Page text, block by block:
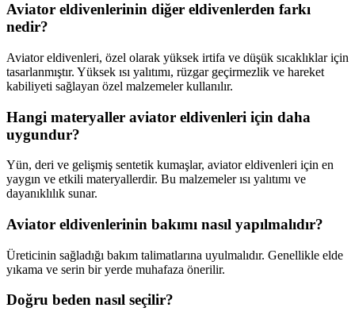
Aviator eldivenlerinin diğer eldivenlerden farkı
nedir?
Aviator eldivenleri, özel olarak yüksek irtifa ve düşük sıcaklıklar için
tasarlanmıştır. Yüksek ısı yalıtımı, rüzgar geçirmezlik ve hareket
kabiliyeti sağlayan özel malzemeler kullanılır.
Hangi materyaller aviator eldivenleri için daha
uygundur?
Yün, deri ve gelişmiş sentetik kumaşlar, aviator eldivenleri için en
yaygın ve etkili materyallerdir. Bu malzemeler ısı yalıtımı ve
dayanıklılık sunar.
Aviator eldivenlerinin bakımı nasıl yapılmalıdır?
Üreticinin sağladığı bakım talimatlarına uyulmalıdır. Genellikle elde
yıkama ve serin bir yerde muhafaza önerilir.
Doğru beden nasıl seçilir?